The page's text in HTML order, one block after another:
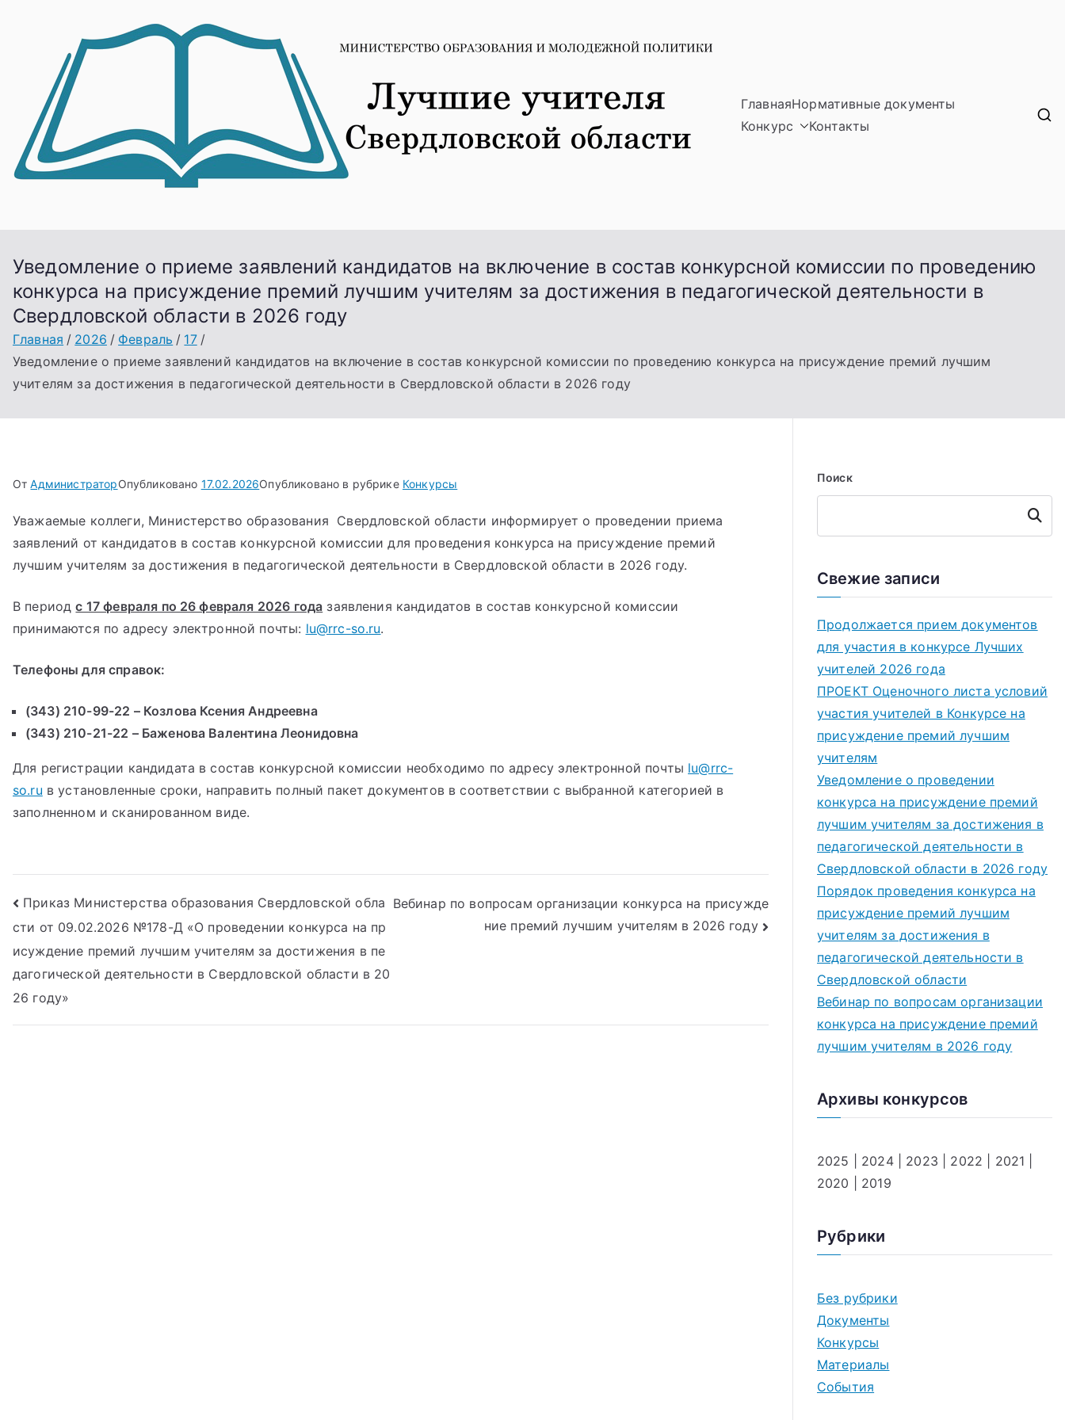
содержимому
Лучшие учителя Свердловской области
ГлавнаяНормативные документы
Конкурс
Контакты
Уведомление о приеме заявлений кандидатов на включение в состав конкурсной комиссии по проведению
конкурса на присуждение премий лучшим учителям за достижения в педагогической деятельности в
Свердловской области в 2026 году
Главная 2026 Февраль
17
Уведомление о приеме заявлений кандидатов на включение в состав конкурсной комиссии по проведению конкурса на присуждение премий лучшим
учителям за достижения в педагогической деятельности в Свердловской области в 2026 году
ОтАдминистраторОпубликовано 17.02.2026Опубликовано в рубрике Конкурсы
Уважаемые коллеги, Министерство образования Свердловской области информирует о проведении приема
заявлений от кандидатов в состав конкурсной комиссии для проведения конкурса на присуждение премий
лучшим учителям за достижения в педагогической деятельности в Свердловской области в 2026 году.
В периодс 17 февраля по 26 февраля 2026 года заявления кандидатов в состав конкурсной комиссии
принимаются по адресу электронной почты: lu@rrc-so.ru.
Телефоны для справок:
(343) 210-99-22 – Козлова Ксения Андреевна
(343) 210-21-22 – Баженова Валентина Леонидовна
Для регистрации кандидата в состав конкурсной комиссии необходимо по адресу электронной почты lu@rrc-
so.ru в установленные сроки, направить полный пакет документов в соответствии с выбранной категорией в
заполненном и сканированном виде.
Навигация
по
записям
Приказ Министерства образования Свердловской обла
сти от 09.02.2026 №178-Д «О проведении конкурса на пр
исуждение премий лучшим учителям за достижения в пе
дагогической деятельности в Свердловской области в 20
26 году»
Вебинар по вопросам организации конкурса на присужде
ние премий лучшим учителям в 2026 году
Поиск
Поиск
Свежие записи
Продолжается прием документов
для участия в конкурсе Лучших
учителей 2026 года
ПРОЕКТ Оценочного листа условий
участия учителей в Конкурсе на
присуждение премий лучшим
учителям
Уведомление о проведении
конкурса на присуждение премий
лучшим учителям за достижения в
педагогической деятельности в
Свердловской области в 2026 году
Порядок проведения конкурса на
присуждение премий лучшим
учителям за достижения в
педагогической деятельности в
Свердловской области
Вебинар по вопросам организации
конкурса на присуждение премий
лучшим учителям в 2026 году
Архивы конкурсов
2025 2024 2023 2022 2021
2020
2019
Рубрики
Без рубрики
Документы
Конкурсы
Материалы
События